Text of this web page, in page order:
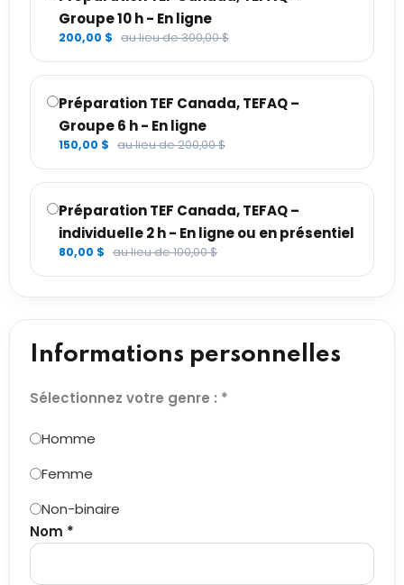
Groupe 10 h - En ligne
200,00 $ au lieu de 300,00 $
Préparation TEF Canada, TEFAQ –
Groupe 6 h - En ligne
150,00 $ au lieu de 200,00 $
Préparation TEF Canada, TEFAQ –
individuelle 2 h - En ligne ou en présentiel
80,00 $ au lieu de 100,00 $
Informations personnelles
Sélectionnez votre genre : *
Homme
Femme
Non-binaire
Nom *